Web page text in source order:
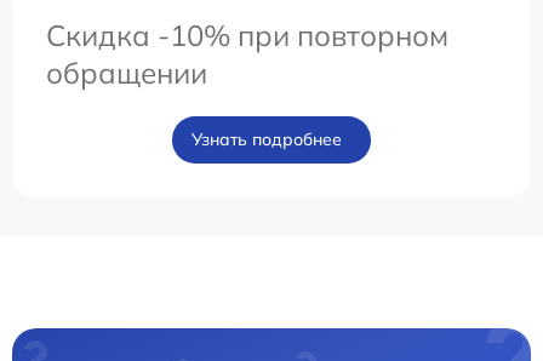
Скидка -10% при повторном
обращении
Узнать подробнее